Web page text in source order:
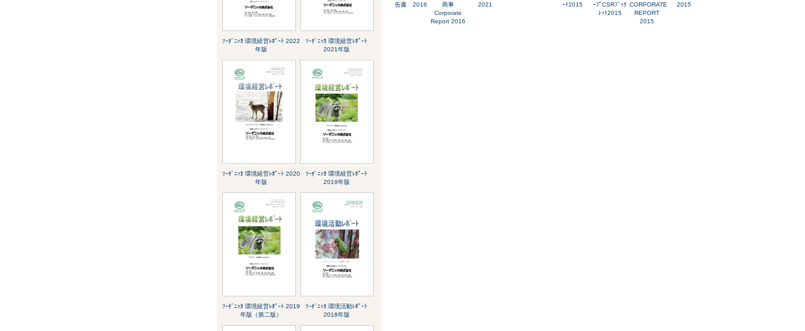
ｿｰﾀﾞﾆｯｶ 環境経営ﾚﾎﾟｰﾄ 2022
年版
ｿｰﾀﾞﾆｯｶ 環境経営ﾚﾎﾟｰﾄ
2021年版
ｿｰﾀﾞﾆｯｶ 環境経営ﾚﾎﾟｰﾄ 2020
年版
ｿｰﾀﾞﾆｯｶ 環境経営ﾚﾎﾟｰﾄ
2019年版
ｿｰﾀﾞﾆｯｶ 環境経営ﾚﾎﾟｰﾄ 2019
年版（第二版）
ｿｰﾀﾞﾆｯｶ 環境活動ﾚﾎﾟｰﾄ
2018年版
告書 2016
商事
Corporate
Report 2016
2021
ｰﾄ2015
ｰﾌﾟCSRﾌﾞｯｸ
ﾚｯﾄ2015
CORPORATE
REPORT
2015
2015